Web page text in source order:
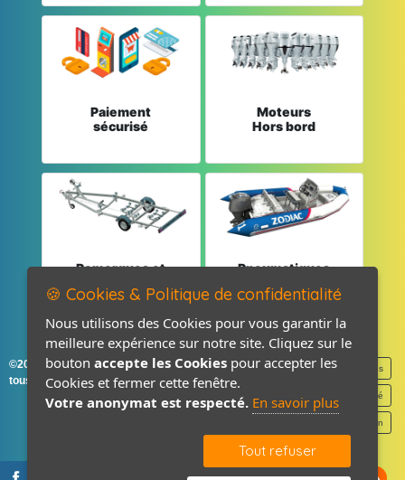
Paiement
sécurisé
Moteurs
Hors bord
Remorques et
Pneumatiques
©2026-2027 France Accastillage
tous droits réservés
Mentions légales
Politique de confidentialité
Contact / Plan
🍪 Cookies & Politique de confidentialité
Nous utilisons des Cookies pour vous garantir la
meilleure expérience sur notre site. Cliquez sur le
bouton accepte les Cookies pour accepter les
Cookies et fermer cette fenêtre.
Votre anonymat est respecté. En savoir plus
Tout refuser